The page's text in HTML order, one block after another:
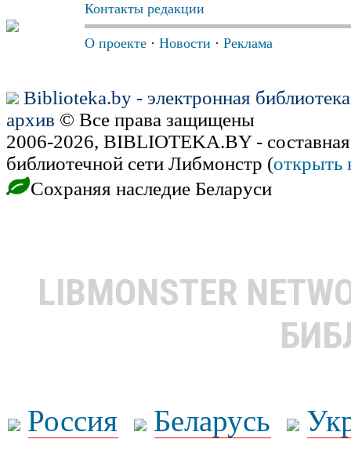
Контакты редакции
О проекте · Новости · Реклама
Biblioteka.by - электронная
архив © Все права защищены
2006-2026, BIBLIOTEKA.BY -
библиотечной сети Либмонстр (открыть
Сохраняя наследие Беларуси
LIBMONSTER
Россия Беларусь